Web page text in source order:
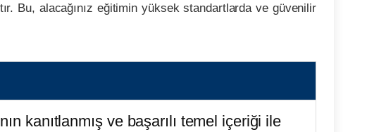
Bu, alacağınız eğitimin yüksek standartlarda ve güvenilir
kanıtlanmış ve başarılı temel içeriği ile